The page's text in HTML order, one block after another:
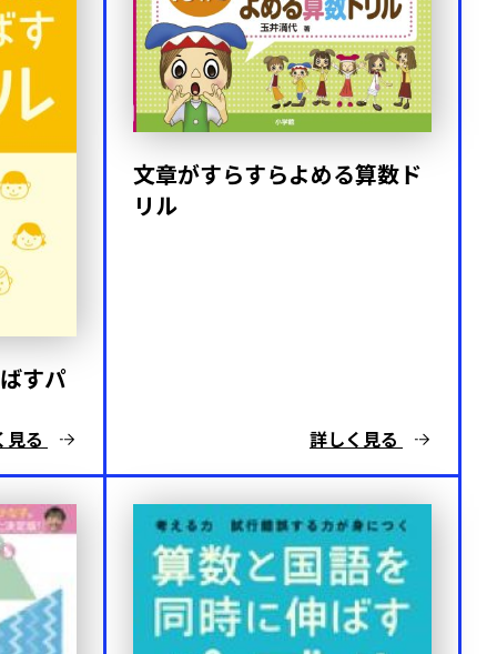
すパ
見る
文章がすらすらよめる算数ド
リル
詳しく見る